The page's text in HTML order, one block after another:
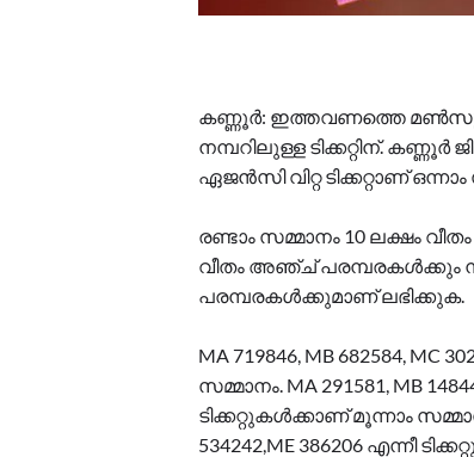
കണ്ണൂർ: ഇത്തവണത്തെ മണ്‍സൂണ്‍
നമ്പറിലുള്ള ടിക്കറ്റിന്.
ഏജൻസി വിറ്റ ടിക്കറ്റാണ്
രണ്ടാം സമ്മാനം 10 ലക്ഷം
വീതം അഞ്ച് പരമ്പരകള്‍ക്കും
പരമ്പരകള്‍ക്കുമാണ് ലഭിക്കുക.
MA 719846, MB 682584, MC
സമ്മാനം. MA 291581, MB
ടിക്കറ്റുകള്‍ക്കാണ് മൂന്നാം
534242,ME 386206 എന്നീ